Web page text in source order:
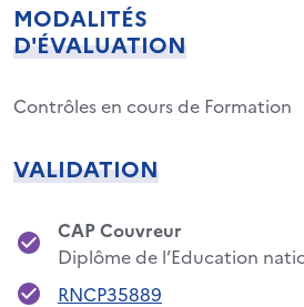
MODALITÉS
D'ÉVALUATION
Contrôles en cours de Formation
VALIDATION
CAP Couvreur
Diplôme de l’Education
RNCP35889